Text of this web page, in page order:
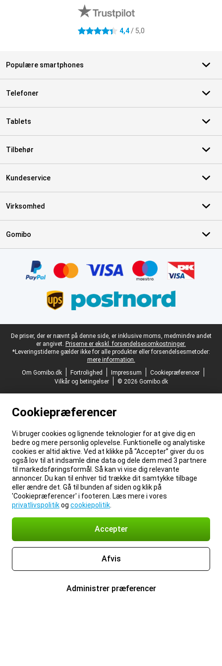
4.4 stjerner 4,4/ 5,0
Populære smartphones
Telefoner
Tablets
Tilbehør
Kundeservice
Virksomhed
Gomibo
Juridisk fodtekst
De priser, der er nævnt på denne side, er inklusive moms, medmindre andet
er angivet. Priserne er ekskl. forsendelsesomkostninger.
*Leveringstiderne gælder ikke for alle produkter eller forsendelsesmetoder:
mere information.
Om Gomibo.dk
Fortrolighed Impressum
Cookiepræferencer
Vilkår og betingelser
© 2026 Gomibo.dk
Cookiepræferencer
Vi bruger cookies og lignende teknologier for at give dig en
bedre og mere personlig oplevelse. Funktionelle og analytiske
cookies er altid aktive. Ved at klikke på “Accepter” giver du os
også lov til at indsamle dine data og dele dem med 3 partnere
til markedsføringsformål. Så kan vi vise dig relevante
annoncer. Du kan til enhver tid trække dit samtykke tilbage
eller ændre det. Gå til bunden af siden og klik på
'Cookiepræferencer' i footeren. Læs mere i vores
privatlivspolitikog cookiepolitik
Accepter
Afvis
Administrer præferencer